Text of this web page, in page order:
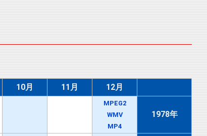
10月 11月 12月
MPEG2
WMV
MP4
1978年